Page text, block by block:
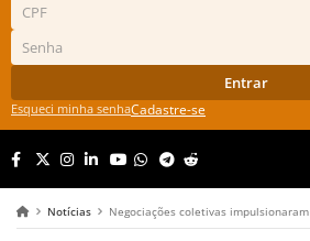
Entrar
Esqueci minha senhaCadastre-se
Notícias Negociações coletivas impulsionaram renda